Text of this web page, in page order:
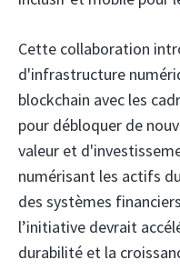
Cette collaboration
d'infrastructure
blockchain avec les
pour débloquer de
valeur et
numérisant les actifs
des systèmes
l’initiative devrait
durabilité et la